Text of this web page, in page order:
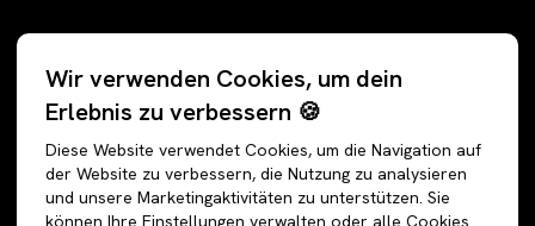
Alle Angebote
Schuhe
Oberteile
Hosen
Jogginghosen
Anzughosen
Wir verwenden Cookies, um dein
Erlebnis zu verbessern 🍪
Diese Website verwendet Cookies, um die Navigation auf
der Website zu verbessern, die Nutzung zu analysieren
und unsere Marketingaktivitäten zu unterstützen. Sie
können Ihre Einstellungen verwalten oder alle Cookies